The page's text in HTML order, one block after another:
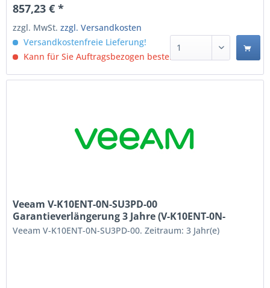
857,23 € *
zzgl. MwSt.zzgl. Versandkosten
Versandkostenfreie Lieferung!
Kann für Sie Auftragsbezogen bestellt werden.
Veeam V-K10ENT-0N-SU3PD-00
Garantieverlängerung 3 Jahre (V-K10ENT-0N-
SU3PD-00)
Veeam V-K10ENT-0N-SU3PD-00. Zeitraum: 3 Jahr(e)